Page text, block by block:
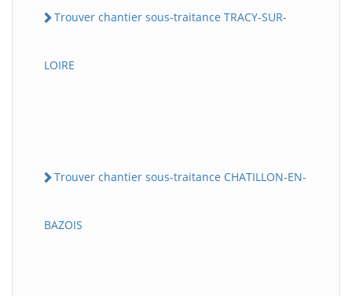
Trouver chantier sous-traitance TRACY-SUR-
LOIRE
Trouver chantier sous-traitance CHATILLON-EN-
BAZOIS